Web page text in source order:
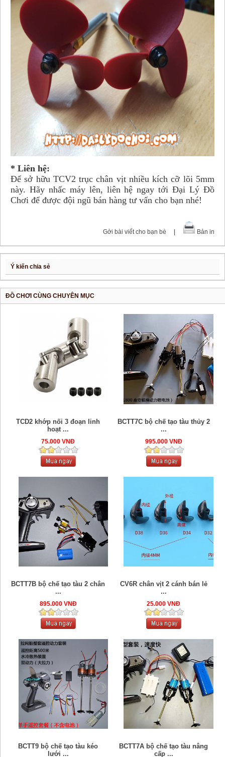
* Liên hệ:
Để sở hữu TCV2 trục chân vịt nhiều kích cỡ lõi 5mm
này. Hãy nhấc máy lên, liên hệ ngay tới Đại Lý Đồ
Chơi để được đội ngũ bán hàng tư vấn cho bạn nhé!
Gởi bài viết cho bạn bè Bản in
Ý kiến chia sẻ
ĐỒ CHƠI CÙNG CHUYÊN MỤC
TCD2 khớp nối 3 đoạn linh
hoạt ...
75.000 VNĐ
BCTT7C bộ chế tạo tàu thủy 2
...
995.000 VNĐ
BCTT7B bộ chế tạo tàu 2 chân
...
895.000 VNĐ
CV6R chân vịt 2 cánh bán lẻ
...
25.000 VNĐ
BCTT9 bộ chế tạo tàu kéo
lưới ...
BCTT7A bộ chế tạo tàu nâng
cấp ...